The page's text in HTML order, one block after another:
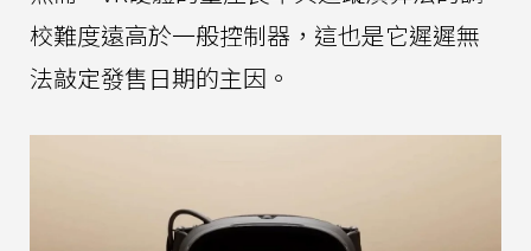
校難度遠高於一般控制器，這也是它遲遲無
法敲定發售日期的主因。